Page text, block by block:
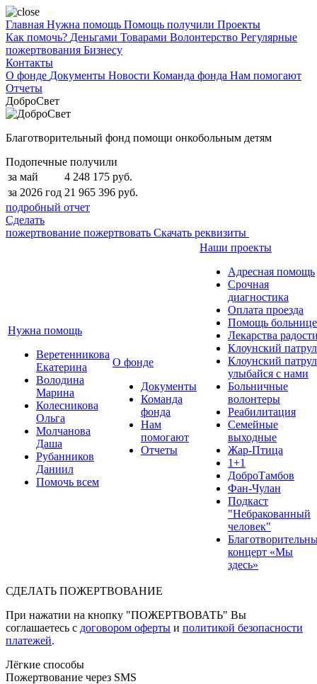
Главная Нужна помощь Помощь получили Проекты
Как помочь? Деньгами Товарами Волонтерство Регулярные
пожертвования Бизнесу
Контакты
О фонде Документы Новости Команда фонда Нам помогают
Отчеты
ДоброСвет
Благотворительный фонд помощи онкобольным детям
Подопечные получили
за май
4 248 175 руб.
за 2026 год 21 965 396 руб.
подробный отчет
Сделать
пожертвование пожертвовать Скачать реквизиты
Нужна помощь
Веретенникова
Екатерина
Володина
Марина
Колесникова
Ольга
Молчанова
Даша
Рубанников
Даниил
Помочь всем
О фонде
Документы
Команда
фонда
Нам
помогают
Отчеты
Наши проекты
Адресная помощь
Срочная
диагностика
Оплата проезда
Помощь больнице
Лекарства
Клоунский
Клоунский
улыбайся с нами
Больничные
волонтеры
Реабилитация
Семейные
выходные
Жар-Птица
1+1
ДоброТамбов
Фан-Чулан
Подкаст
"Небракованный
человек"
концерт «Мы
здесь»
СДЕЛАТЬ ПОЖЕРТВОВАНИЕ
При нажатии на кнопку "ПОЖЕРТВОВАТЬ" Вы
соглашаетесь с договором оферты и политикой безопасности
платежей.
Лёгкие способы
Пожертвование через SMS